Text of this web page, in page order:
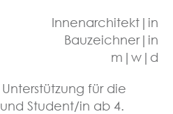
Innenarchitekt|in
Bauzeichner|in
m|w|d
für die
Student/in ab 4.